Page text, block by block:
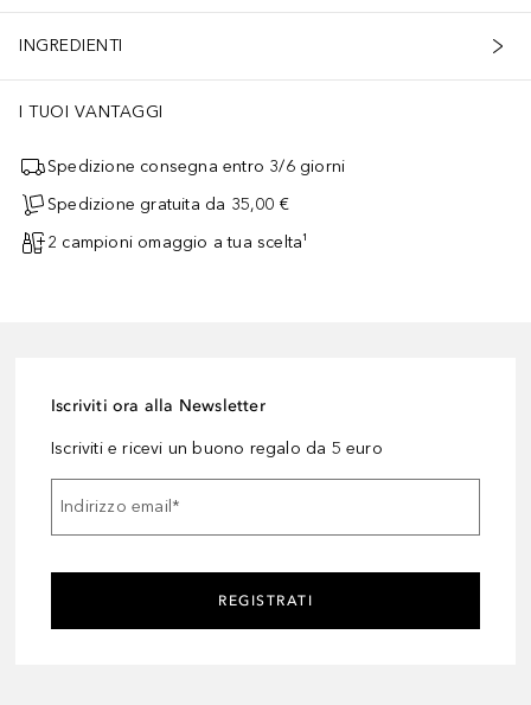
INGREDIENTI
I TUOI VANTAGGI
Spedizione consegna entro 3/6 giorni
Spedizione gratuita da 35,00 €
2 campioni omaggio a tua scelta¹
Iscriviti ora alla Newsletter
Iscriviti e ricevi un buono regalo da 5 euro
Indirizzo email*
REGISTRATI